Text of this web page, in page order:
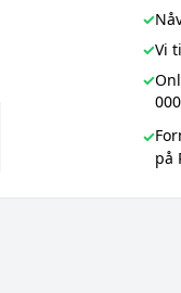
✓
✓Vi
✓
✓
på